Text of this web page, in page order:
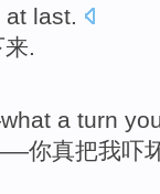
at last.
来.
a turn
你真把我吓